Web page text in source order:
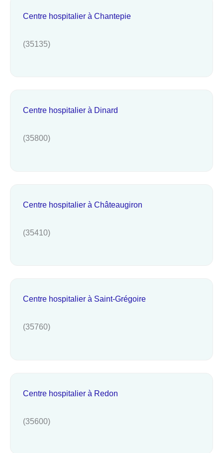
Centre hospitalier à Chantepie
(35135)
Centre hospitalier à Dinard
(35800)
Centre hospitalier à Châteaugiron
(35410)
Centre hospitalier à Saint-Grégoire
(35760)
Centre hospitalier à Redon
(35600)